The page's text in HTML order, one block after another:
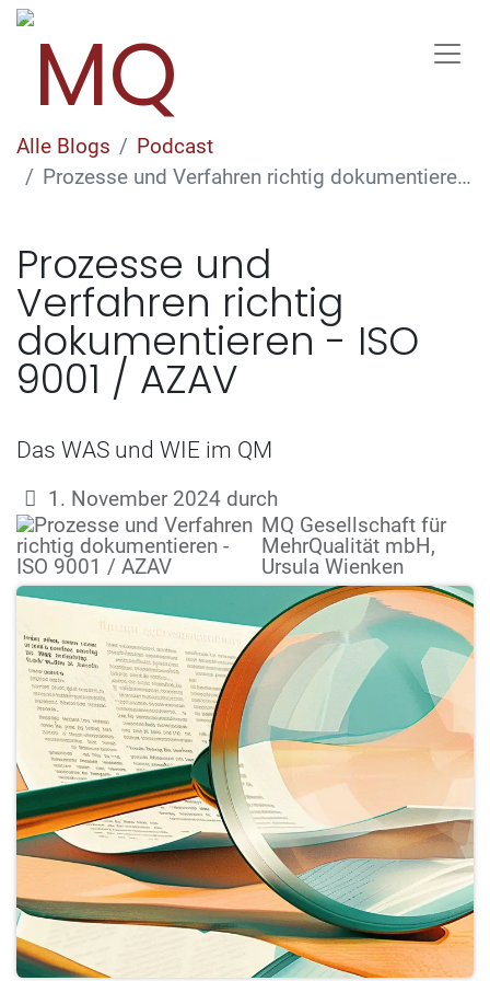
Alle Blogs
Podcast
Prozesse und Verfahren richtig dokumentieren - ISO 9001 / AZAV
Prozesse und
Verfahren richtig
dokumentieren - ISO
9001 / AZAV
Das WAS und WIE im QM
1. November 2024 durch
MQ Gesellschaft für
MehrQualität mbH,
Ursula Wienken